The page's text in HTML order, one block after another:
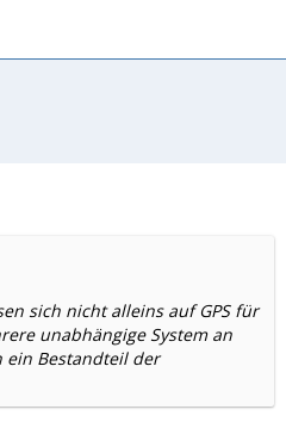
sich nicht alleins auf GPS für
unabhängige System an
ein Bestandteil der